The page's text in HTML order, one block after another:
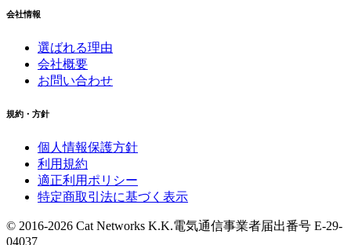
会社情報
選ばれる理由
会社概要
お問い合わせ
規約・方針
個人情報保護方針
利用規約
適正利用ポリシー
特定商取引法に基づく表示
© 2016-2026 Cat Networks K.K.電気通信事業者届出番号 E-29-
04037